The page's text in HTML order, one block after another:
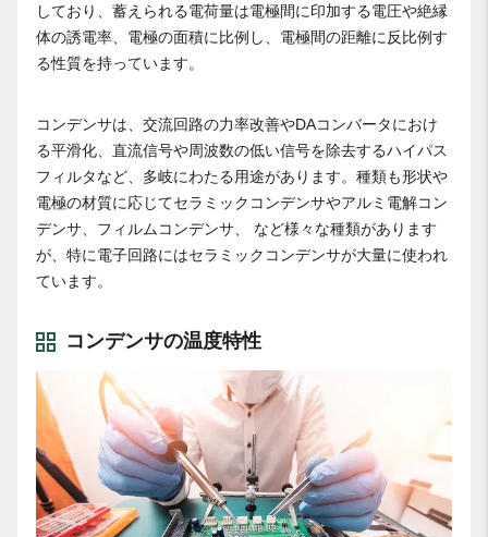
しており、蓄えられる電荷量は電極間に印加する電圧や絶縁
体の誘電率、電極の面積に比例し、電極間の距離に反比例す
る性質を持っています。
コンデンサは、交流回路の力率改善やDAコンバータにおけ
る平滑化、直流信号や周波数の低い信号を除去するハイパス
フィルタなど、多岐にわたる用途があります。種類も形状や
電極の材質に応じてセラミックコンデンサやアルミ電解コン
デンサ、フィルムコンデンサ、 など様々な種類があります
が、特に電子回路にはセラミックコンデンサが大量に使われ
ています。
コンデンサの温度特性